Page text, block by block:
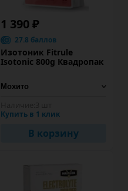
1 390 ₽
27.8 баллов
Изотоник Fitrule
Isotonic 800g Квадропак
Купить в 1 клик
В корзину